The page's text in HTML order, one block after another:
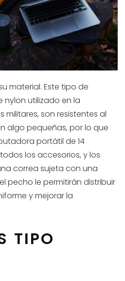
material. Este tipo de
nylon utilizado en la
son resistentes al
algo pequeñas, por lo que
portátil de 14
los accesorios, y los
correa sujeta con una
pecho le permitirán distribuir
y mejorar la
TIPO